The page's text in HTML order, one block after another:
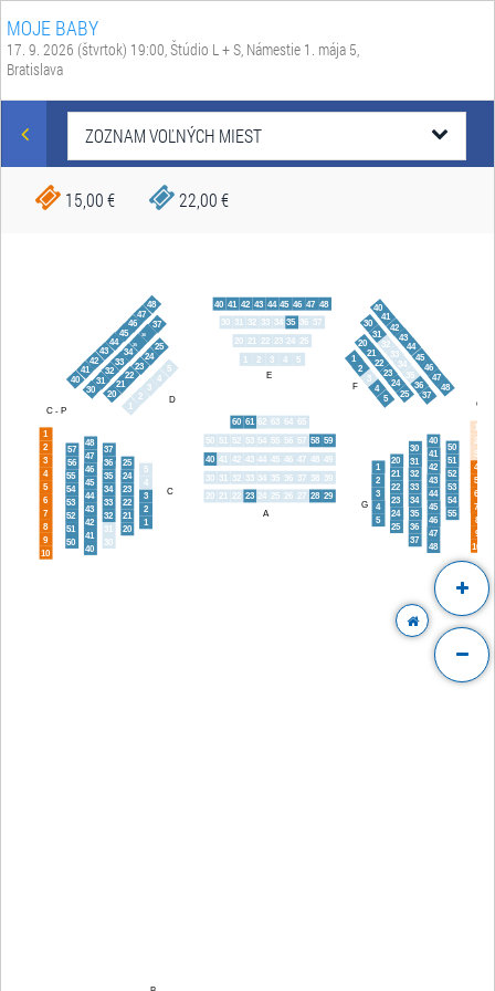
MOJE BABY
17. 9. 2026 (štvrtok) 19:00, Štúdio L + S, Námestie 1. mája 5,
Bratislava
ZOZNAM VOĽNÝCH MIEST
15,00 € 22,00 €